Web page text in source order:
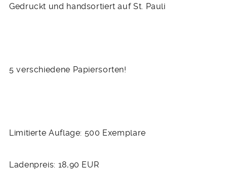
Gedruckt und handsortiert auf St. Pauli
5 verschiedene Papiersorten!
Limitierte Auflage: 500 Exemplare
Ladenpreis: 18,90 EUR